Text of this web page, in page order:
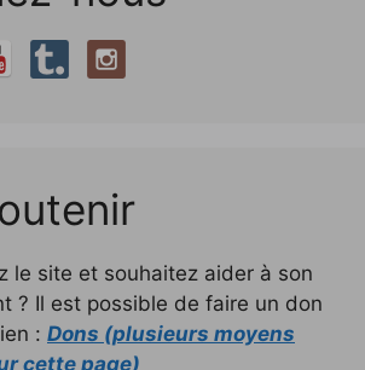
le site et souhaitez aider à son
? Il est possible de faire un don
: Dons (plusieurs moyens
cette page)